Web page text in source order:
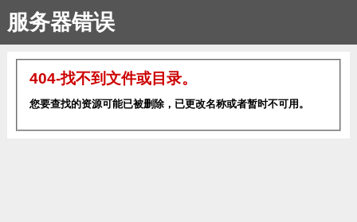
服务器错误
404-找不到文件或目录。
您要查找的资源可能已被删除，已更改名称或者暂时不可用。